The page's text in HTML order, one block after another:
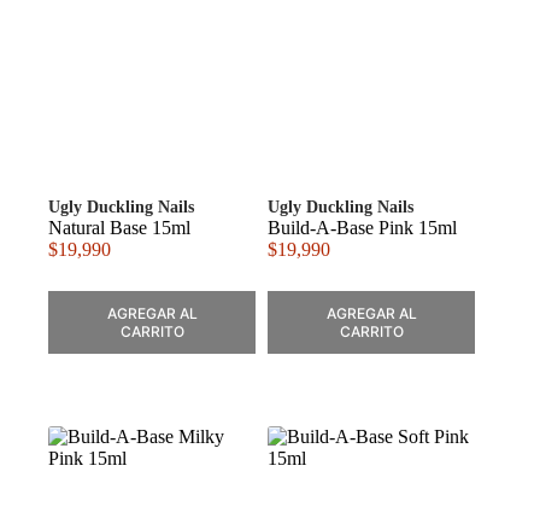
Ugly Duckling Nails
Natural Base 15ml
$19,990
AGREGAR AL
CARRITO
Ugly Duckling Nails
Build-A-Base Pink 15ml
$19,990
AGREGAR AL
CARRITO